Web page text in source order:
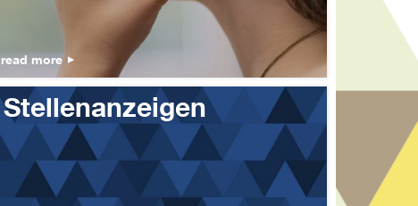
read more
Stellenanzeigen